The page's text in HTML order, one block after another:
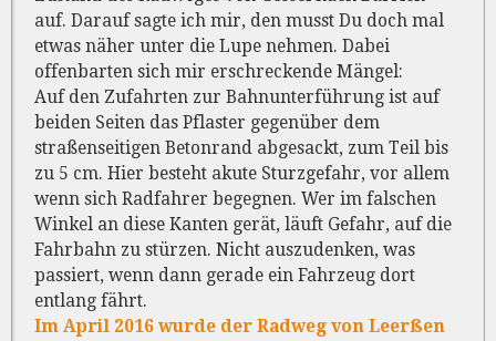
auf. Darauf sagte ich mir, den musst Du doch mal
etwas näher unter die Lupe nehmen. Dabei
offenbarten sich mir erschreckende Mängel:
Auf den Zufahrten zur Bahnunterführung ist auf
beiden Seiten das Pflaster gegenüber dem
straßenseitigen Betonrand abgesackt, zum Teil bis
zu 5 cm. Hier besteht akute Sturzgefahr, vor allem
wenn sich Radfahrer begegnen. Wer im falschen
Winkel an diese Kanten gerät, läuft Gefahr, auf die
Fahrbahn zu stürzen. Nicht auszudenken, was
passiert, wenn dann gerade ein Fahrzeug dort
entlang fährt.
Im April 2016 wurde der Radweg von Leerßen